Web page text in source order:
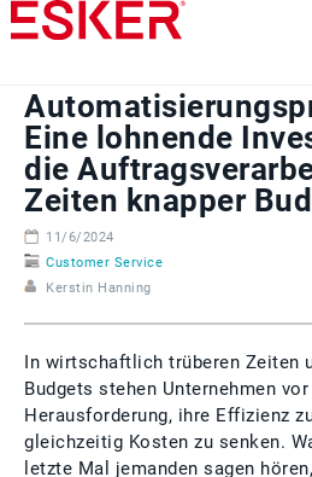
Skip
to
content
Eine lohnende
die
Zeiten knapper
11/6/2024
Customer Service
Kerstin Hanning
In wirtschaftlich trüberen Zeiten
Budgets stehen Unternehmen
Herausforderung, ihre Effizienz
gleichzeitig Kosten zu senken.
letzte Mal jemanden sagen